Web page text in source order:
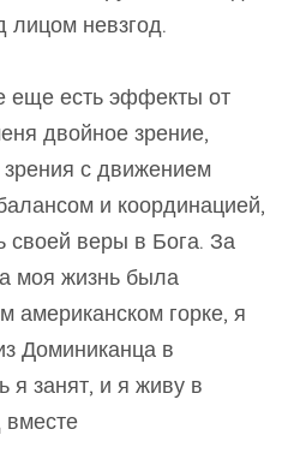
лицом невзгод.
еще есть эффекты от
двойное зрение,
с движением
и координацией,
своей веры в Бога. За
моя жизнь была
американском горке, я
Доминиканца в
я занят, и я живу в
вместе